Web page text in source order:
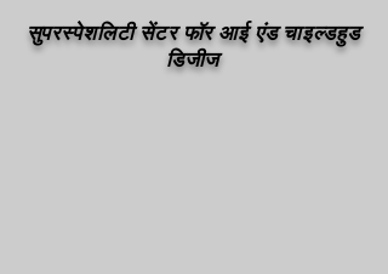
सुपरस्पेशलिटी सेंटर फॉर आई एंड चाइल्डहुड
डिजीज